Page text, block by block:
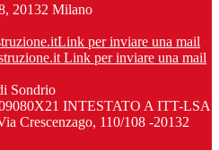
20132 Milano
Link per inviare una mail
Link per inviare una mail
Sondrio
INTESTATO A ITT-LSA
Crescenzago, 110/108 -20132